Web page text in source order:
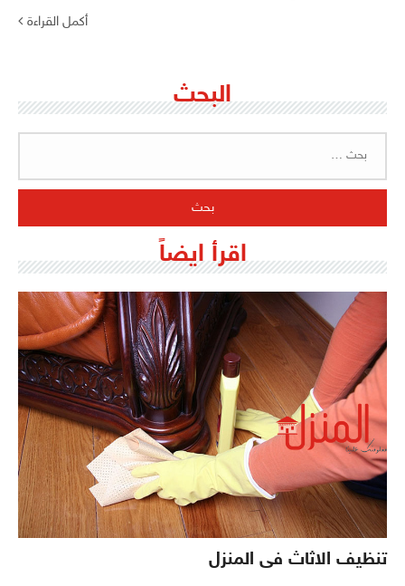
أكمل القراءة
البحث
اقرأ ايضاً
تنظيف الاثاث فى المنزل